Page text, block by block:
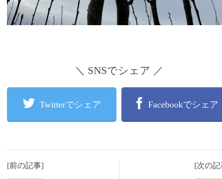
＼ SNSでシェア ／
Twitterでシェア Facebookでシェア
[前の記事] [次の